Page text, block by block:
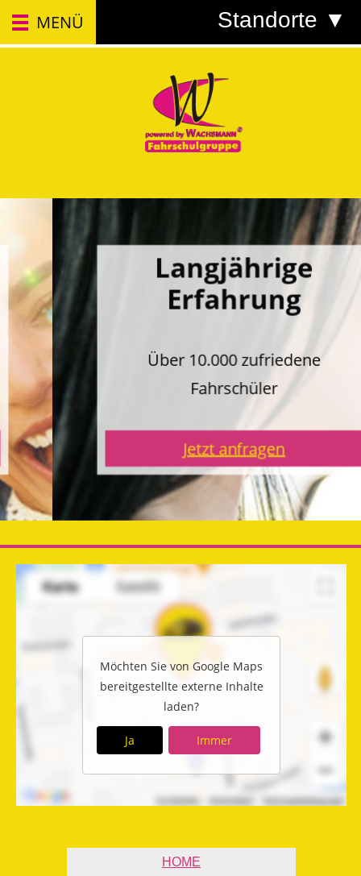
MENÜ Standorte ▼
Langjährige
Erfahrung
Über 10.000 zufriedene
Fahrschüler
Jetzt anfragen
Möchten Sie von Google Maps
bereitgestellte externe Inhalte
laden?
Ja Immer
HOME